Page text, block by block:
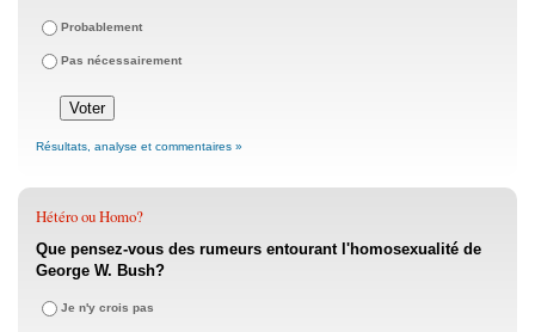
Probablement
Pas nécessairement
Résultats, analyse et commentaires »
Hétéro ou Homo?
Que pensez-vous des rumeurs entourant l'homosexualité de
George W. Bush?
Je n'y crois pas